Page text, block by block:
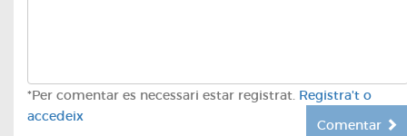
*Per comentar es necessari estar registrat. Registra't o
accedeix
Comentar